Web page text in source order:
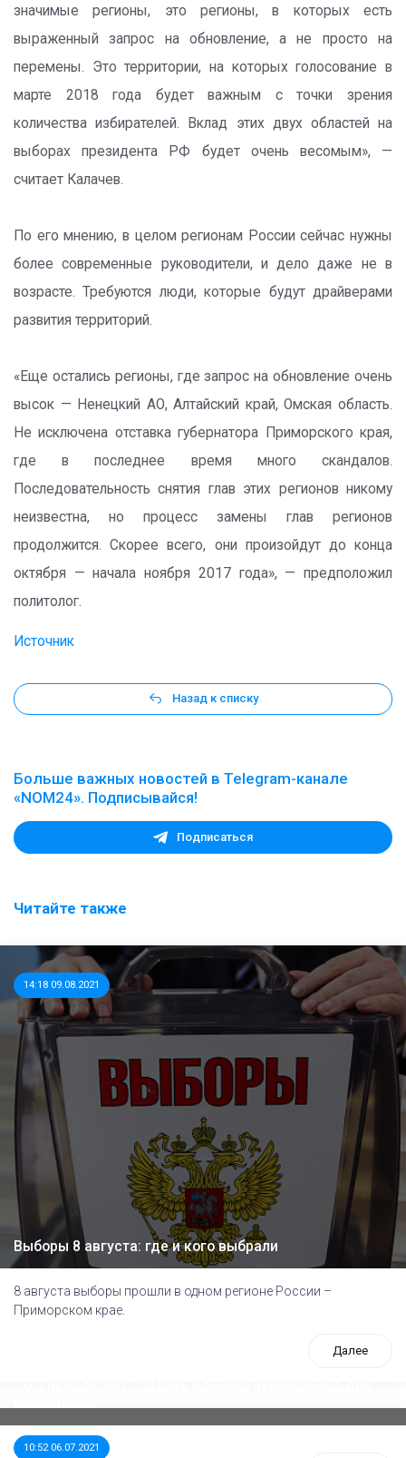
значимые регионы, это регионы, в которых есть
выраженный запрос на обновление, а не просто на
перемены. Это территории, на которых голосование в
марте 2018 года будет важным с точки зрения
количества избирателей. Вклад этих двух областей на
выборах президента РФ будет очень весомым», —
считает Калачев.
По его мнению, в целом регионам России сейчас нужны
более современные руководители, и дело даже не в
возрасте. Требуются люди, которые будут драйверами
развития территорий.
«Еще остались регионы, где запрос на обновление очень
высок — Ненецкий АО, Алтайский край, Омская область.
Не исключена отставка губернатора Приморского края,
где в последнее время много скандалов.
Последовательность снятия глав этих регионов никому
неизвестна, но процесс замены глав регионов
продолжится. Скорее всего, они произойдут до конца
октября — начала ноября 2017 года», — предположил
политолог.
Источник
Назад к списку
Больше важных новостей в Telegram-канале
«NOM24». Подписывайся!
Подписаться
Читайте также
14:18 09.08.2021
Выборы 8 августа: где и кого выбрали
8 августа выборы прошли в одном регионе России –
Приморском крае.
Далее
10:52 06.07.2021